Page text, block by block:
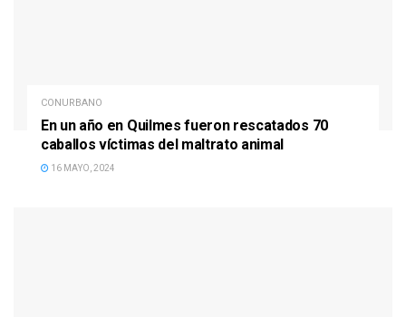
CONURBANO
En un año en Quilmes fueron rescatados 70
caballos víctimas del maltrato animal
16 MAYO, 2024